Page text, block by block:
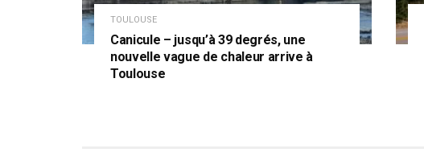
TOULOUSE
Canicule – jusqu’à 39 degrés, une
nouvelle vague de chaleur arrive à
Toulouse